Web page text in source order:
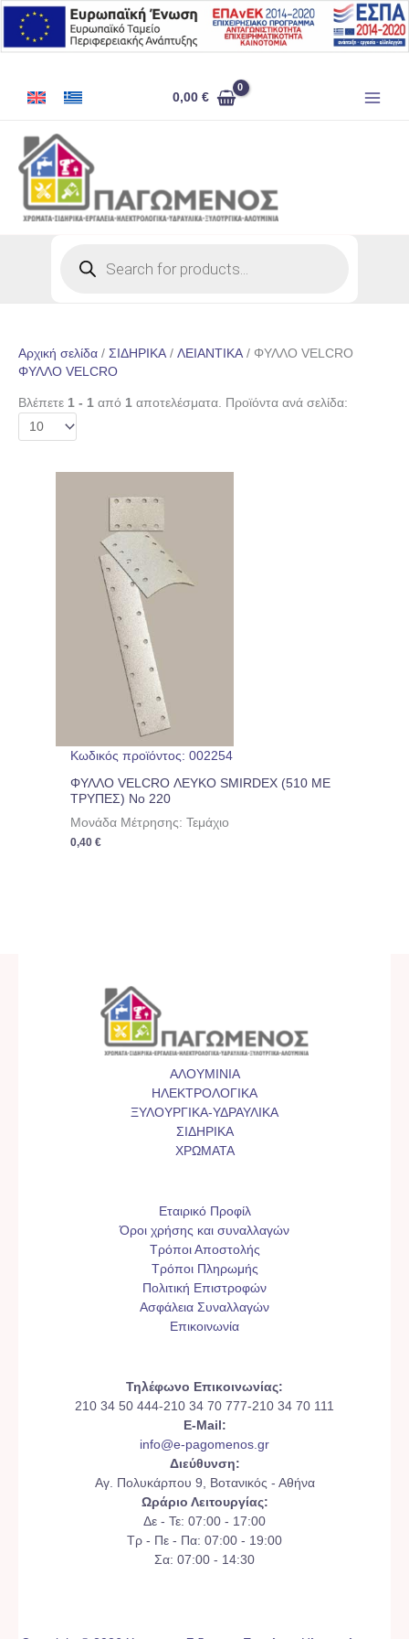
Μετάβαση
στο
περιεχόμενο
0,00€
Αρχική σελίδα / ΣΙΔΗΡΙΚΑ/ ΛΕΙΑΝΤΙΚΑ/ ΦΥΛΛΟ VELCRO
ΦΥΛΛΟ VELCRO
Βλέπετε 1 - 1 από 1 αποτελέσματα. Προϊόντα ανά σελίδα:
Κωδικός προϊόντος: 002254
ΦΥΛΛΟ VELCRO ΛΕΥΚΟ SMIRDEX (510 ΜΕ
ΤΡΥΠΕΣ) Nο 220
Μονάδα Μέτρησης: Τεμάχιο
0,40€
ΑΛΟΥΜΙΝΙΑ
ΗΛΕΚΤΡΟΛΟΓΙΚΑ
ΞΥΛΟΥΡΓΙΚΑ-ΥΔΡΑΥΛΙΚΑ
ΣΙΔΗΡΙΚΑ
ΧΡΩΜΑΤΑ
Εταιρικό Προφίλ
Όροι χρήσης και συναλλαγών
Τρόποι Αποστολής
Τρόποι Πληρωμής
Πολιτική Επιστροφών
Ασφάλεια Συναλλαγών
Επικοινωνία
Τηλέφωνο Επικοινωνίας:
210 34 50 444-210 34 70 777-210 34 70 111
E-Mail:
info@e-pagomenos.gr
Διεύθυνση:
Αγ. Πολυκάρπου 9, Βοτανικός - Αθήνα
Ωράριο Λειτουργίας:
Δε - Τε: 07:00 - 17:00
Τρ - Πε - Πα: 07:00 - 19:00
Σα: 07:00 - 14:30